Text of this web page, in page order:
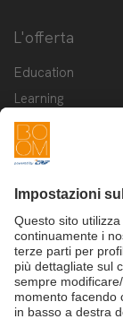
L'offerta
Education
Learning
Innovation
Startup
Iscriviti alla